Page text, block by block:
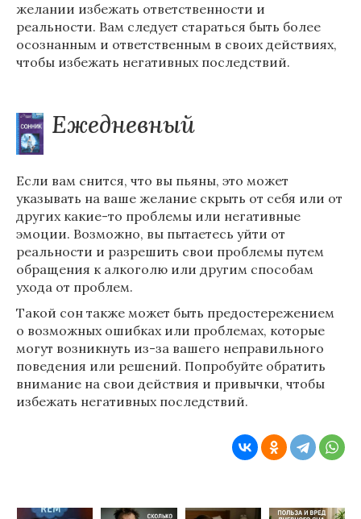
желании избежать ответственности и
реальности. Вам следует стараться быть более
осознанным и ответственным в своих действиях,
чтобы избежать негативных последствий.
Ежедневный
Если вам снится, что вы пьяны, это может
указывать на ваше желание скрыть от себя или от
других какие-то проблемы или негативные
эмоции. Возможно, вы пытаетесь уйти от
реальности и разрешить свои проблемы путем
обращения к алкоголю или другим способам
ухода от проблем.
Такой сон также может быть предостережением
о возможных ошибках или проблемах, которые
могут возникнуть из-за вашего неправильного
поведения или решений. Попробуйте обратить
внимание на свои действия и привычки, чтобы
избежать негативных последствий.